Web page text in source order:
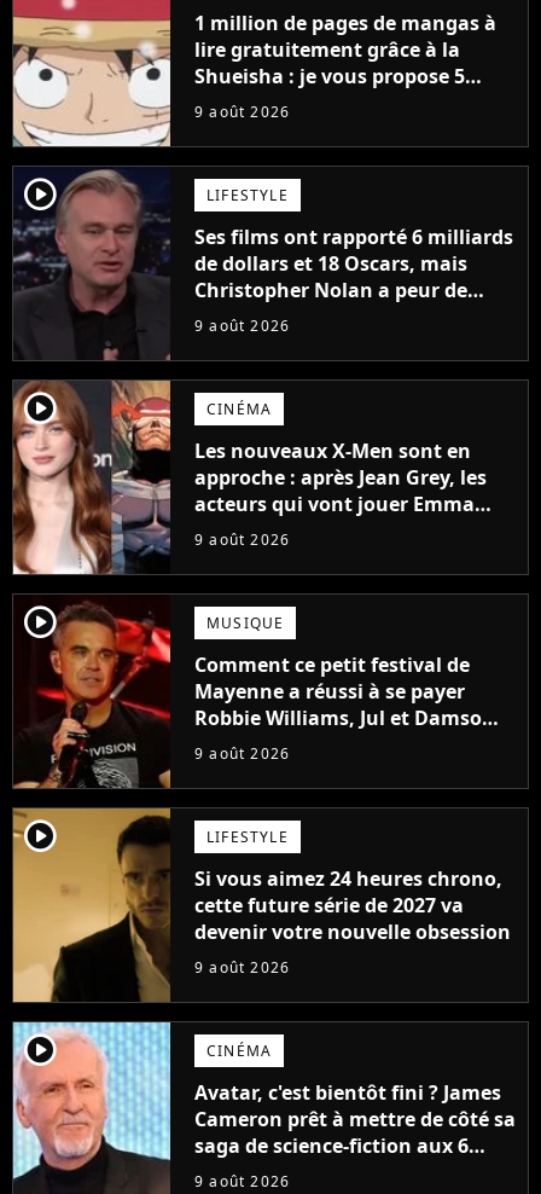
1 million de pages de mangas à
lire gratuitement grâce à la
Shueisha : je vous propose 5
mangas jamais sortis en France
9 août 2026
player2 LIFESTYLE
Ses films ont rapporté 6 milliards
de dollars et 18 Oscars, mais
Christopher Nolan a peur de
tourner un genre de films très
9 août 2026
player2 CINÉMA
Les nouveaux X-Men sont en
approche : après Jean Grey, les
acteurs qui vont jouer Emma
Frost et Cyclope trouvés !
9 août 2026
player2 MUSIQUE
Comment ce petit festival de
Mayenne a réussi à se payer
Robbie Williams, Jul et Damso
cette année ?
9 août 2026
player2 LIFESTYLE
Si vous aimez 24 heures chrono,
cette future série de 2027 va
devenir votre nouvelle obsession
9 août 2026
player2 CINÉMA
Avatar, c'est bientôt fini ? James
Cameron prêt à mettre de côté sa
saga de science-fiction aux 6
milliards de recettes
9 août 2026